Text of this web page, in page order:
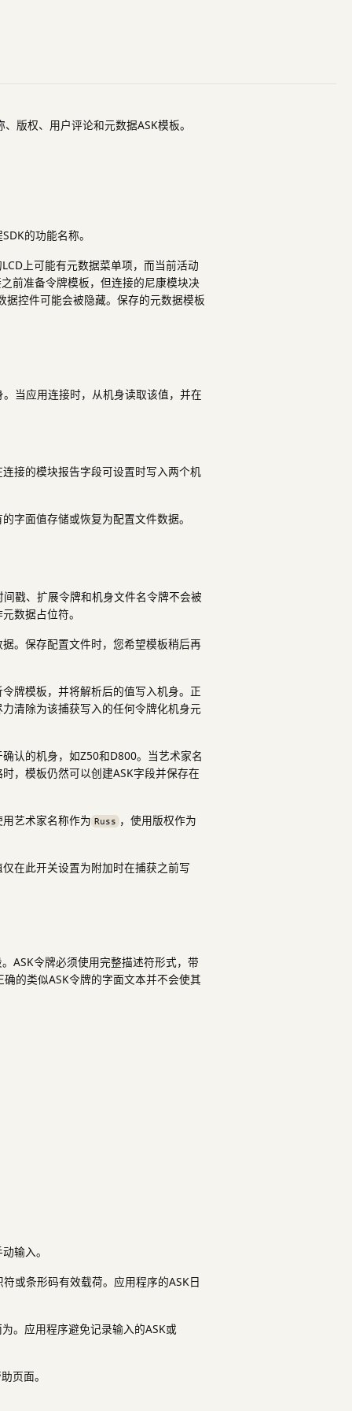
版权、用户评论和元数据ASK模板。
的功能名称。
上可能有元数据菜单项，而当前活动
前准备令牌模板，但连接的尼康模块决
控件可能会被隐藏。保存的元数据模板
当应用连接时，从机身读取该值，并在
接的模块报告字段可设置时写入两个机
字面值存储或恢复为配置文件数据。
戳、扩展令牌和机身文件名令牌不会被
数据占位符。
。保存配置文件时，您希望模板稍后再
牌模板，并将解析后的值写入机身。正
清除为该捕获写入的任何令牌化机身元
认的机身，如Z50和D800。当艺术家名
，模板仍然可以创建ASK字段并保存在
艺术家名称作为 Russ ，使用版权作为
在此开关设置为附加时在捕获之前写
ASK令牌必须使用完整描述符形式，带
的类似ASK令牌的字面文本并不会使其
输入。
或条形码有效载荷。应用程序的ASK日
。应用程序避免记录输入的ASK或
页面。